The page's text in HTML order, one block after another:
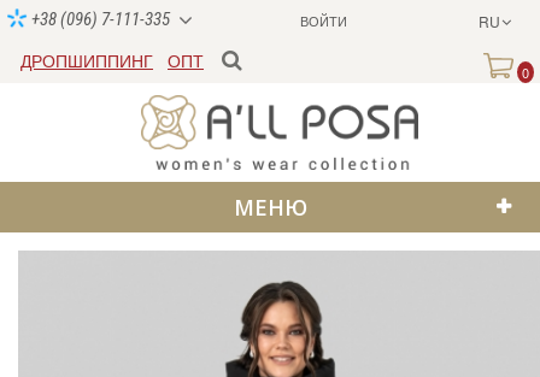
ВОЙТИ RU
+38 (096) 7-111-335
ДРОПШИППИНГ ОПТ
0
МЕНЮ